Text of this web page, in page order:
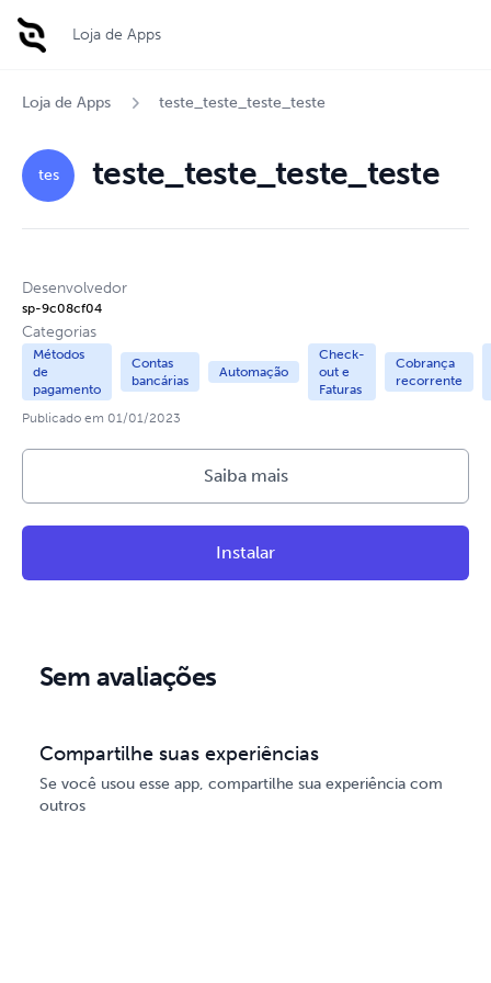
Loja de Apps
Loja de Apps teste_teste_teste_teste
tes teste_teste_teste_teste
Desenvolvedor
sp-9c08cf04
Categorias
Métodos
de
pagamento
Contas
bancárias
Automação
Check-
out e
Faturas
Cobrança
recorrente
Publicado em 01/01/2023
Saiba mais
Instalar
Sem avaliações
Compartilhe suas experiências
Se você usou esse app, compartilhe sua experiência com
outros